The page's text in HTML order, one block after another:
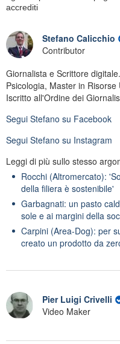
accrediti
Stefano Calicchio
Contributor
Giornalista e Scrittore
Psicologia, Master in
Iscritto all'Ordine dei
Segui Stefano su Facebook
Segui Stefano su Instagram
Leggi di più sullo stesso
Rocchi (Altromercato):
della filiera è sostenibile'
Garbagnati: un pasto
sole e ai margini della
Carpini (Area-Dog): per
creato un prodotto da
Pier Luigi Crivelli
Video Maker